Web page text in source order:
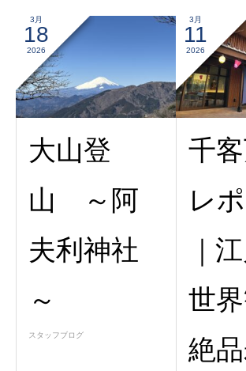
3月
18
2026
大山登
山 ～阿
夫利神社
～
スタッフブログ
3月
11
2026
千
レ
｜
世
絶